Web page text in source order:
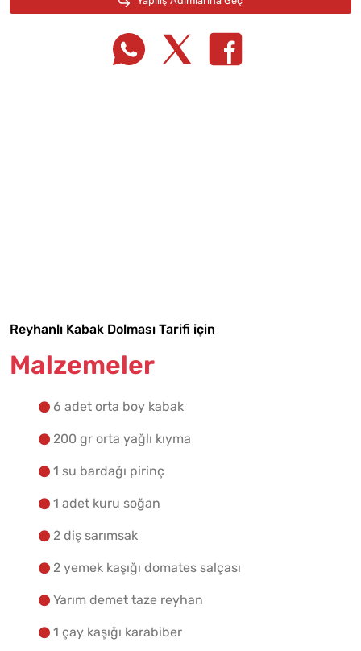
Yapılış Adımlarına Geç
Reyhanlı Kabak Dolması Tarifi için
Malzemeler
6 adet orta boy kabak
200 gr orta yağlı kıyma
1 su bardağı pirinç
1 adet kuru soğan
2 diş sarımsak
2 yemek kaşığı domates salçası
Yarım demet taze reyhan
1 çay kaşığı karabiber